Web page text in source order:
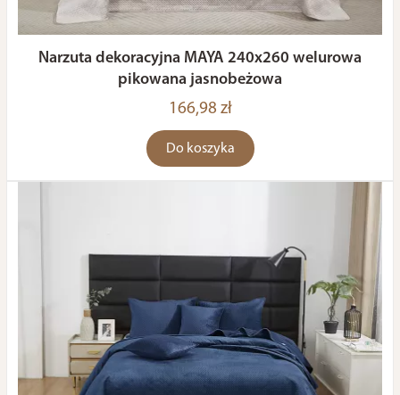
Narzuta dekoracyjna MAYA 240x260 welurowa
pikowana jasnobeżowa
166,98 zł
Do koszyka